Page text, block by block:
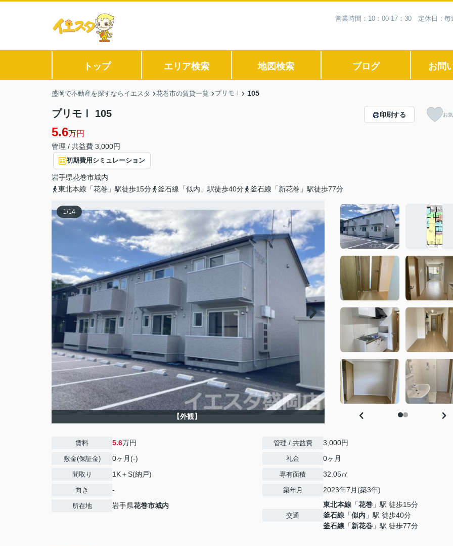
営業時間：10：00-17：30 定休日：毎
トップ エリア検索 地図検索 ブログ お問
盛岡で不動産を探すならイエスタ 花巻市の賃貸一覧 プリモⅠ 105
プリモⅠ 105
5.6万円
管理 / 共益費 3,000円
初期費用シミュレーション
岩手県花巻市城内
東北本線「花巻」駅徒歩15分
釜石線「似内」駅徒歩40分 釜石線「新花巻」駅徒歩77分
印刷する お
1/14
【外観】
賃料 5.6万円
敷金(保証金) 0ヶ月(-)
間取り 1K＋S(納戸)
向き -
所在地 岩手県花巻市城内
管理 / 共益費 3,000円
礼金 0ヶ月
専有面積 32.05㎡
築年月 2023年7月(築3年)
交通
東北本線 「花巻 」駅 徒歩15分
釜石線 「似内 」駅 徒歩40分
釜石線 「新花巻 」駅 徒歩77分